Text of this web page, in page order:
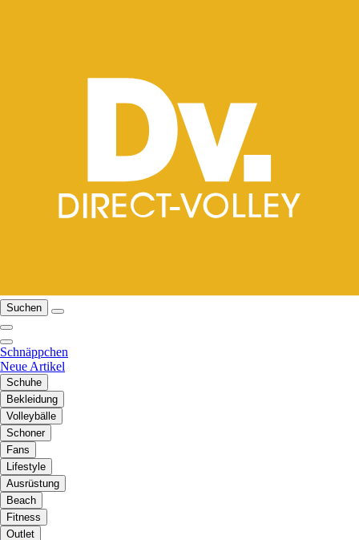
Suchen
Schnäppchen
Neue Artikel
Schuhe
Bekleidung
Volleybälle
Schoner
Fans
Lifestyle
Ausrüstung
Beach
Fitness
Outlet